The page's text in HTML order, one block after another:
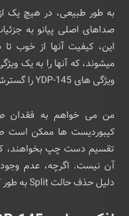
به طور طبیعی، در هیچ یک
صداهای اصلی پیانو به
این، کیفیت آنها از خوب
میشوند، که آنها را به یک
ویژگی های YDP-145 را گسترش می دهد.
من می خواهم به فقدان
کیبوردیست ‌ها ممکن است
آن نیست. اگرچه، عدم
دلیل حذف حالت Split به طور کلی باشد.